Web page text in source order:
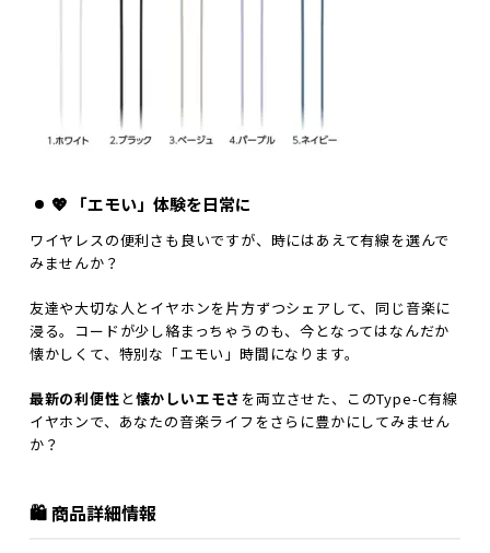
💖 「エモい」体験を日常に
ワイヤレスの便利さも良いですが、時にはあえて有線を選んで
みませんか？
友達や大切な人とイヤホンを片方ずつシェアして、同じ音楽に
浸る。コードが少し絡まっちゃうのも、今となってはなんだか
懐かしくて、特別な「エモい」時間になります。
最新の利便性 と懐かしいエモさを両立させた、このType-C有線
イヤホンで、あなたの音楽ライフをさらに豊かにしてみません
か？
🛍️ 商品詳細情報